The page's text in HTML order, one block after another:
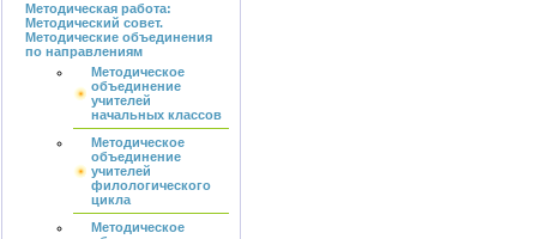
Методическая работа:
Методический совет.
Методические объединения
по направлениям
Методическое
объединение
учителей
начальных классов
Методическое
объединение
учителей
филологического
цикла
Методическое